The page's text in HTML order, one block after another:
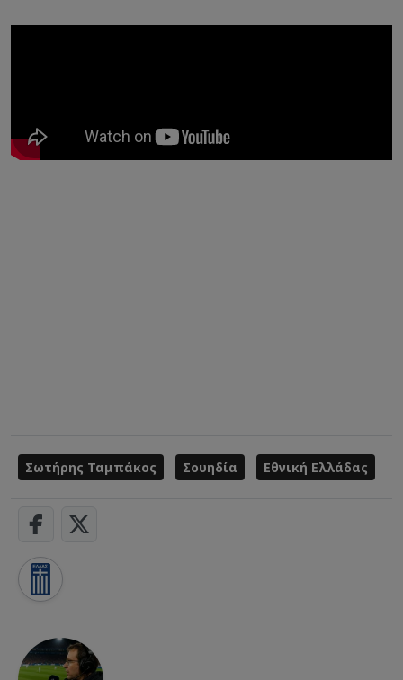
Σωτήρης Ταμπάκος Σουηδία Εθνική Ελλάδας